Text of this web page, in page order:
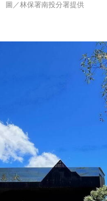
圖／林保署南投分署提供